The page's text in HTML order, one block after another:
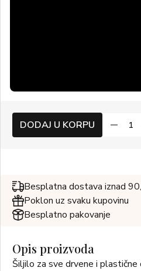
DODAJ U KORPU
Besplatna dostava iznad
Poklon uz svaku kupovinu
Besplatno pakovanje
Opis proizvoda
Šiljilo za sve drvene i